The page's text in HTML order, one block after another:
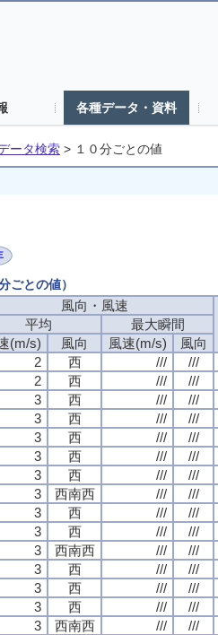
各種データ・資料
ータ検索 > １０分ごとの値
との値）
風向・風速
平均
最大瞬間
(m/s)
風向 風速(m/s)
風向
2 西 /// ///
2 西 /// ///
3 西 /// ///
3 西 /// ///
3 西 /// ///
3 西 /// ///
3 西 /// ///
3 西南西 /// ///
3 西 /// ///
3 西 /// ///
3 西南西 /// ///
3 西 /// ///
3 西 /// ///
3 西 /// ///
3 西南西 /// ///